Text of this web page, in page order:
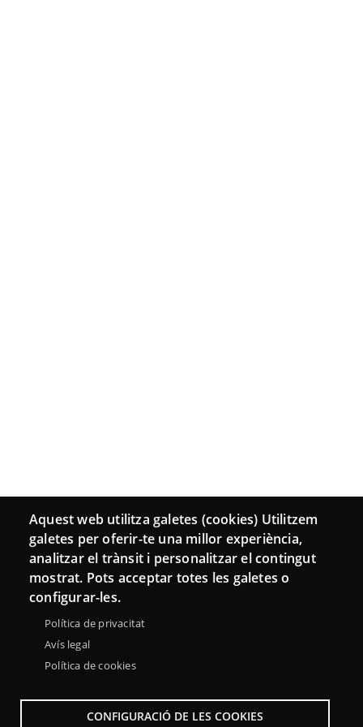
Aquest web utilitza galetes (cookies) Utilitzem
galetes per oferir-te una millor experiència,
analitzar el trànsit i personalitzar el contingut
mostrat. Pots acceptar totes les galetes o
configurar-les.
Política de privacitat
Avís legal
Política de cookies
CONFIGURACIÓ DE LES COOKIES